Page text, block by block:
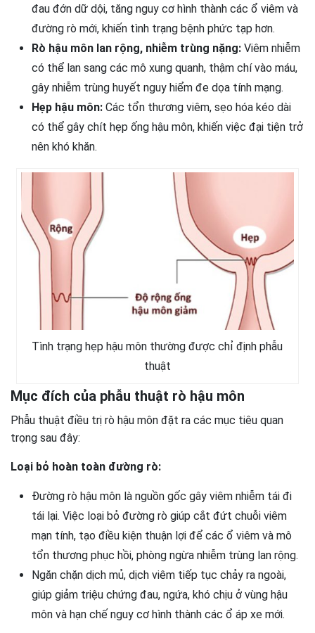
đau đớn dữ dội, tăng nguy cơ hình thành các ổ viêm và
đường rò mới, khiến tình trạng bệnh phức tạp hơn.
Rò hậu môn lan rộng, nhiễm trùng nặng: Viêm nhiễm
có thể lan sang các mô xung quanh, thậm chí vào máu,
gây nhiễm trùng huyết nguy hiểm đe dọa tính mạng.
Hẹp hậu môn: Các tổn thương viêm, sẹo hóa kéo dài
có thể gây chít hẹp ống hậu môn, khiến việc đại tiện trở
nên khó khăn.
Tình trạng hẹp hậu môn thường được chỉ định phẫu
thuật
Mục đích của phẫu thuật rò hậu môn
Phẫu thuật điều trị rò hậu môn đặt ra các mục tiêu quan
trọng sau đây:
Loại bỏ hoàn toàn đường rò:
Đường rò hậu môn là nguồn gốc gây viêm nhiễm tái đi
tái lại. Việc loại bỏ đường rò giúp cắt đứt chuỗi viêm
mạn tính, tạo điều kiện thuận lợi để các ổ viêm và mô
tổn thương phục hồi, phòng ngừa nhiễm trùng lan rộng.
Ngăn chặn dịch mủ, dịch viêm tiếp tục chảy ra ngoài,
giúp giảm triệu chứng đau, ngứa, khó chịu ở vùng hậu
môn và hạn chế nguy cơ hình thành các ổ áp xe mới.